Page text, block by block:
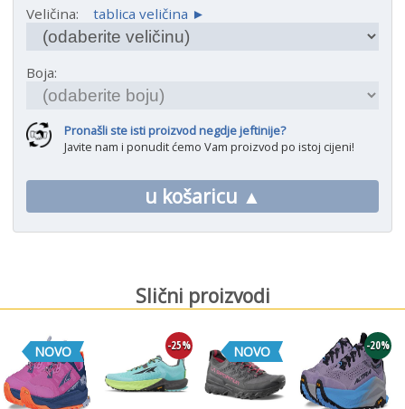
Veličina: tablica veličina ►
Boja:
Pronašli ste isti proizvod negdje jeftinije?
Javite nam i ponudit ćemo Vam proizvod po istoj cijeni!
u košaricu ▲
Slični proizvodi
NOVO -25% NOVO -20%